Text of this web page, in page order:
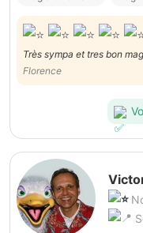
Très sympa et tres bon
Florence